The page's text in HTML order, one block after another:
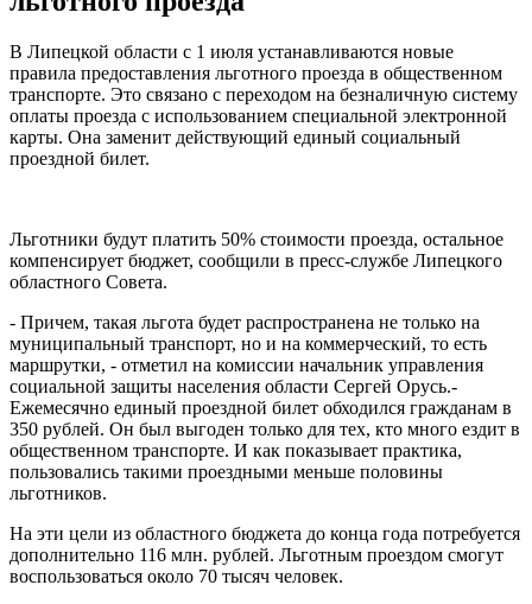
В Липецкой области с 1 июля устанавливаются новые
правила предоставления льготного проезда в общественном
транспорте. Это связано с переходом на безналичную систему
оплаты проезда с использованием специальной электронной
карты. Она заменит действующий единый социальный
проездной билет.
Льготники будут платить 50% стоимости проезда, остальное
компенсирует бюджет, сообщили в пресс-службе Липецкого
областного Совета.
- Причем, такая льгота будет распространена не только на
муниципальный транспорт, но и на коммерческий, то есть
маршрутки, - отметил на комиссии начальник управления
социальной защиты населения области Сергей Орусь.-
Ежемесячно единый проездной билет обходился гражданам в
350 рублей. Он был выгоден только для тех, кто много ездит в
общественном транспорте. И как показывает практика,
пользовались такими проездными меньше половины
льготников.
На эти цели из областного бюджета до конца года потребуется
дополнительно 116 млн. рублей. Льготным проездом смогут
воспользоваться около 70 тысяч человек.